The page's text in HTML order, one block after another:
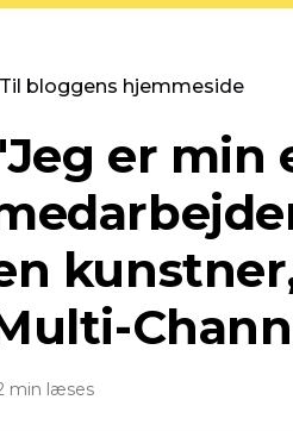
Til bloggens hjemmeside
er min
min læses